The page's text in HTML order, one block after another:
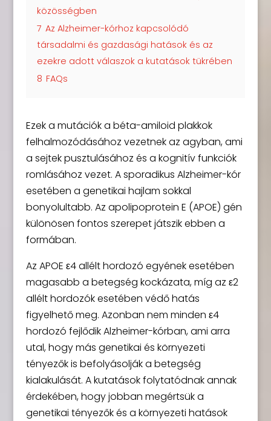
közösségben
7 Az Alzheimer-kórhoz kapcsolódó
társadalmi és gazdasági hatások és az
ezekre adott válaszok a kutatások tükrében
8 FAQs
Ezek a mutációk a béta-amiloid plakkok
felhalmozódásához vezetnek az agyban, ami
a sejtek pusztulásához és a kognitív funkciók
romlásához vezet. A sporadikus Alzheimer-kór
esetében a genetikai hajlam sokkal
bonyolultabb. Az apolipoprotein E (APOE) gén
különösen fontos szerepet játszik ebben a
formában.
Az APOE ε4 allélt hordozó egyének esetében
magasabb a betegség kockázata, míg az ε2
allélt hordozók esetében védő hatás
figyelhető meg. Azonban nem minden ε4
hordozó fejlődik Alzheimer-kórban, ami arra
utal, hogy más genetikai és környezeti
tényezők is befolyásolják a betegség
kialakulását. A kutatások folytatódnak annak
érdekében, hogy jobban megértsük a
genetikai tényezők és a környezeti hatások